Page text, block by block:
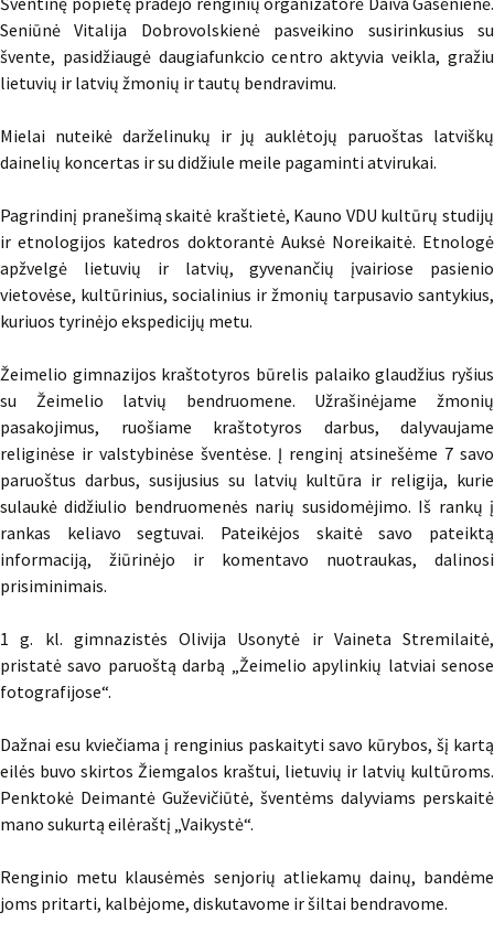
Seniūnė Vitalija Dobrovolskienė pasveikino susirinkusius su
švente, pasidžiaugė daugiafunkcio centro aktyvia veikla, gražiu
lietuvių ir latvių žmonių ir tautų bendravimu.
Mielai nuteikė darželinukų ir jų auklėtojų paruoštas latviškų
dainelių koncertas ir su didžiule meile pagaminti atvirukai.
Pagrindinį pranešimą skaitė kraštietė, Kauno VDU kultūrų studijų
ir etnologijos katedros doktorantė Auksė Noreikaitė. Etnologė
apžvelgė lietuvių ir latvių, gyvenančių įvairiose pasienio
vietovėse, kultūrinius, socialinius ir žmonių tarpusavio santykius,
kuriuos tyrinėjo ekspedicijų metu.
Žeimelio gimnazijos kraštotyros būrelis palaiko glaudžius ryšius
su Žeimelio latvių bendruomene. Užrašinėjame žmonių
pasakojimus, ruošiame kraštotyros darbus, dalyvaujame
religinėse ir valstybinėse šventėse. Į renginį atsinešėme 7 savo
paruoštus darbus, susijusius su latvių kultūra ir religija, kurie
sulaukė didžiulio bendruomenės narių susidomėjimo. Iš rankų į
rankas keliavo segtuvai. Pateikėjos skaitė savo pateiktą
informaciją, žiūrinėjo ir komentavo nuotraukas, dalinosi
prisiminimais.
1 g. kl. gimnazistės Olivija Usonytė ir Vaineta Stremilaitė,
pristatė savo paruoštą darbą „Žeimelio apylinkių latviai senose
fotografijose“.
Dažnai esu kviečiama į renginius paskaityti savo kūrybos, šį kartą
eilės buvo skirtos Žiemgalos kraštui, lietuvių ir latvių kultūroms.
Penktokė Deimantė Guževičiūtė, šventėms dalyviams perskaitė
mano sukurtą eilėraštį „Vaikystė“.
Renginio metu klausėmės senjorių atliekamų dainų, bandėme
joms pritarti, kalbėjome, diskutavome ir šiltai bendravome.